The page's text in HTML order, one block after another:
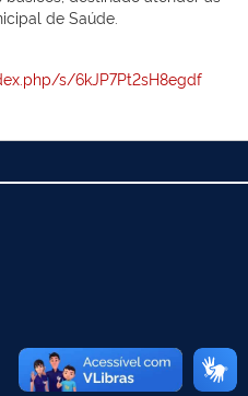
de Saúde.
s/6kJP7Pt2sH8egdf